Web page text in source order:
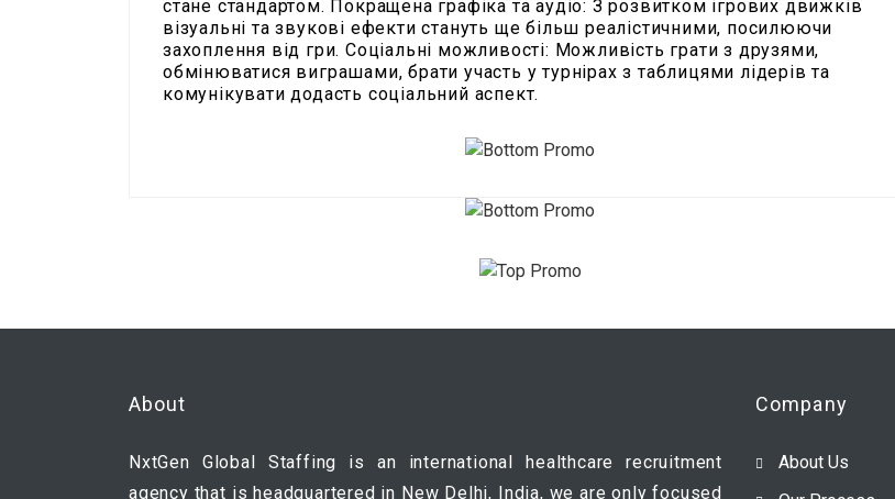
стане стандартом. Покращена графіка та аудіо: З розвитком ігрових движків
візуальні та звукові ефекти стануть ще більш реалістичними, посилюючи
захоплення від гри. Соціальні можливості: Можливість грати з друзями,
обмінюватися виграшами, брати участь у турнірах з таблицями лідерів та
комунікувати додасть соціальний аспект.
About
NxtGen Global Staffing is an international healthcare recruitment
agency that is headquartered in New Delhi, India, we are only focused
Company
About Us